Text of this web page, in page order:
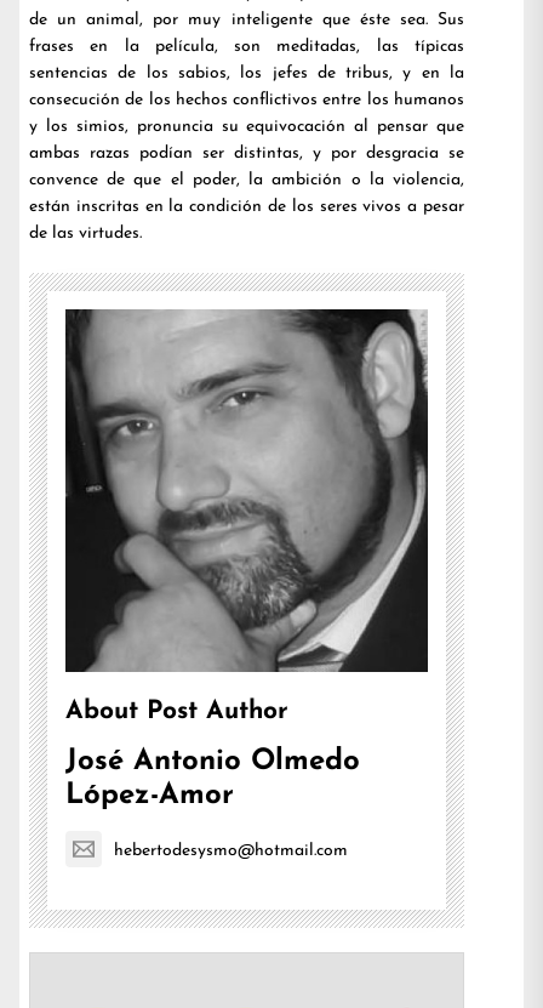
de un animal, por muy inteligente que éste sea. Sus
frases en la película, son meditadas, las típicas
sentencias de los sabios, los jefes de tribus, y en la
consecución de los hechos conflictivos entre los humanos
y los simios, pronuncia su equivocación al pensar que
ambas razas podían ser distintas, y por desgracia se
convence de que el poder, la ambición o la violencia,
están inscritas en la condición de los seres vivos a pesar
de las virtudes.
About Post Author
José Antonio Olmedo
López-Amor
hebertodesysmo@hotmail.com